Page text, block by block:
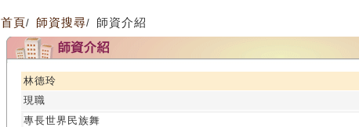
首頁/ 師資搜尋/ 師資介紹
林德玲
現職
專長世界民族舞